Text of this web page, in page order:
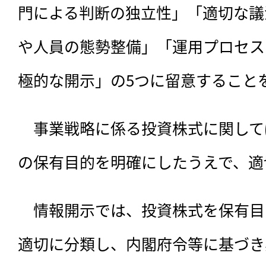
門による判断の独立性」「適切な
や人員の態勢整備」「運用プロセ
極的な開示」の5つに留意すること
事業戦略に係る投資株式に関し
の保有目的を明確にしたうえで、
情報開示では、投資株式を保有
適切に分類し、内閣府令等に基づ